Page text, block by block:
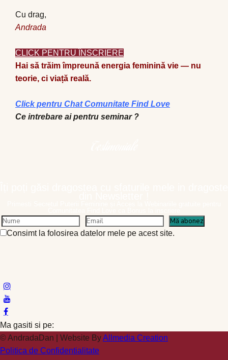
Cu drag,
Andrada
CLICK PENTRU ÎNSCRIERE
Hai să trăim împreună energia feminină vie — nu
teorie, ci viață reală.
Click pentru Chat Comunitate Find Love
Ce intrebare ai pentru seminar ?
Consimt la folosirea datelor mele pe acest site.
Ma gasiti si pe:
© AndradaDan | Website ByAllmedia Creation
Politica de Confidentialitate